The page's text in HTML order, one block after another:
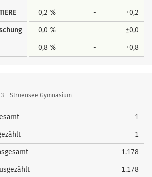
0,2 % - +0,2
0,0 % - ±0,0
0,8 % - +0,8
- Struensee Gymnasium
1
1
1.178
1.178